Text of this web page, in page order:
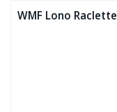
WMF Lono Raclette